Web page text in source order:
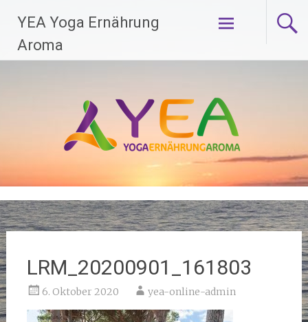
Inhalt
springen
YEA Yoga Ernährung
Aroma
LRM_20200901_161803
6. Oktober 2020 yea-online-admin